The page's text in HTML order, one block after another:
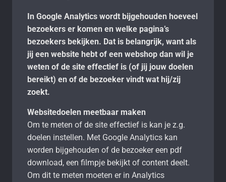
In Google Analytics wordt bijgehouden hoeveel
bezoekers er komen en welke pagina’s
bezoekers bekijken. Dat is belangrijk, want als
jij een website hebt of een webshop dan wil je
weten of de site effectief is (of jij jouw doelen
bereikt) en of de bezoeker vindt wat hij/zij
zoekt.
Websitedoelen meetbaar maken
Om te meten of de site effectief is kan je z.g.
doelen instellen. Met Google Analytics kan
worden bijgehouden of de bezoeker een pdf
download, een filmpje bekijkt of content deelt.
Om dit te meten moeten er in Analytics